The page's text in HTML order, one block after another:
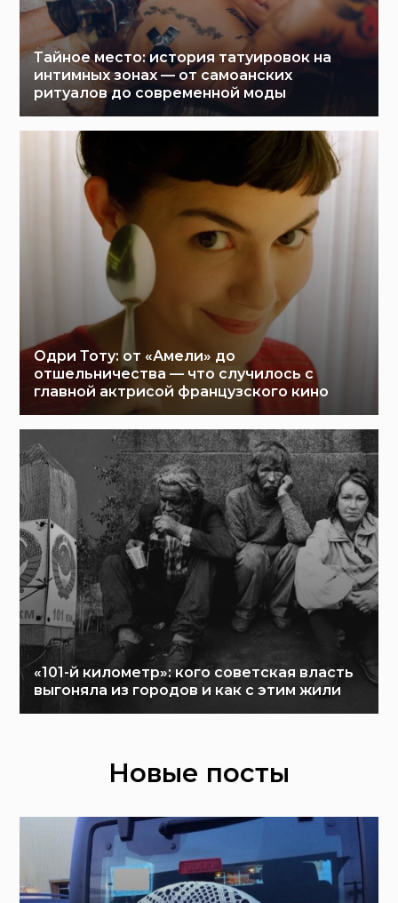
Тайное место: история татуировок на
интимных зонах — от самоанских
ритуалов до современной моды
Одри Тоту: от «Амели» до
отшельничества — что случилось с
главной актрисой французского кино
«101-й километр»: кого советская власть
выгоняла из городов и как с этим жили
Новые посты